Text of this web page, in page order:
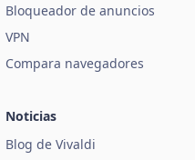
Bloqueador de anuncios
VPN
Compara navegadores
Noticias
Blog de Vivaldi